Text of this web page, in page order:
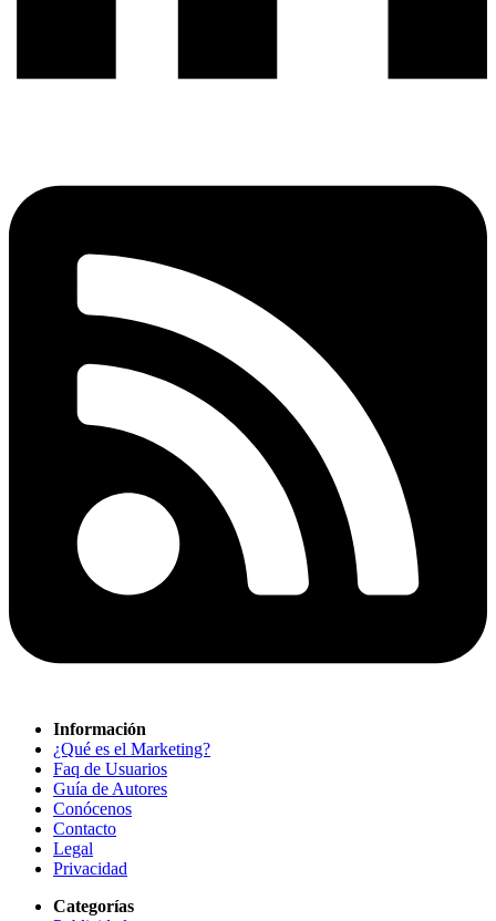
Información
¿Qué es el Marketing?
Faq de Usuarios
Guía de Autores
Conócenos
Contacto
Legal
Privacidad
Categorías